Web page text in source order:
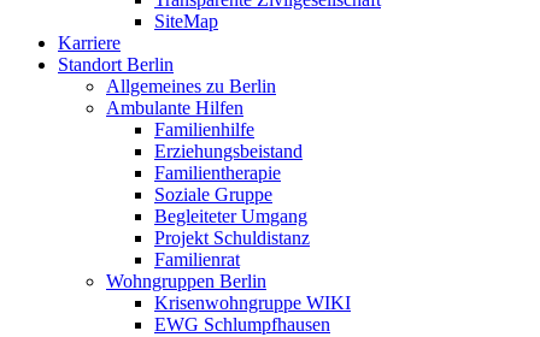
SiteMap
Karriere
Standort Berlin
Allgemeines zu Berlin
Ambulante Hilfen
Familienhilfe
Erziehungsbeistand
Familientherapie
Soziale Gruppe
Begleiteter Umgang
Projekt Schuldistanz
Familienrat
Wohngruppen Berlin
Krisenwohngruppe WIKI
EWG Schlumpfhausen